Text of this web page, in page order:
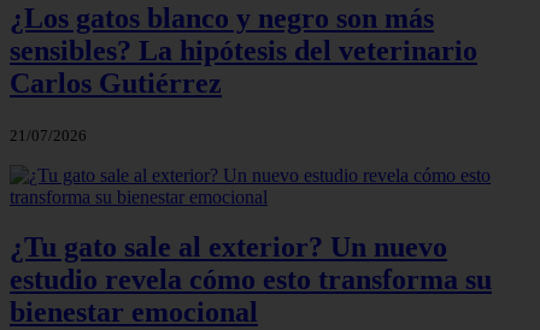
¿Los gatos blanco y negro son más
sensibles? La hipótesis del veterinario
Carlos Gutiérrez
21/07/2026
¿Tu gato sale al exterior? Un nuevo
estudio revela cómo esto transforma su
bienestar emocional